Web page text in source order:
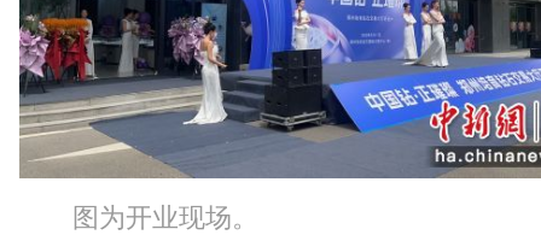
图为开业现场。